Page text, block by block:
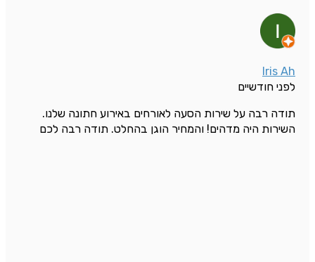
Iris Ah
לפני חודשיים
תודה רבה על שירות הסעה לאורחים באירוע חתונה שלנו.
השירות היה מדהים! והמחיר הוגן בהחלט. תודה רבה לכם